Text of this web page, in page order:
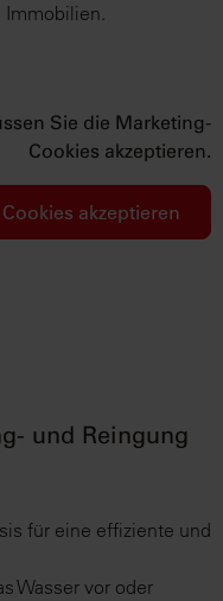
Immobilien.
Sie die Marketing-
Cookies akzeptieren.
Cookies akzeptieren
und Reingung
für eine effiziente und
Wasser vor oder